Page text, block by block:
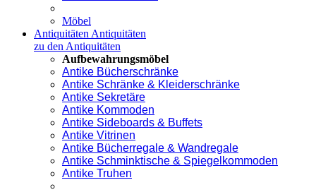
Möbel
Antiquitäten Antiquitäten
zu den Antiquitäten
Aufbewahrungsmöbel
Antike Bücherschränke
Antike Schränke & Kleiderschränke
Antike Sekretäre
Antike Kommoden
Antike Sideboards & Buffets
Antike Vitrinen
Antike Bücherregale & Wandregale
Antike Schminktische & Spiegelkommoden
Antike Truhen